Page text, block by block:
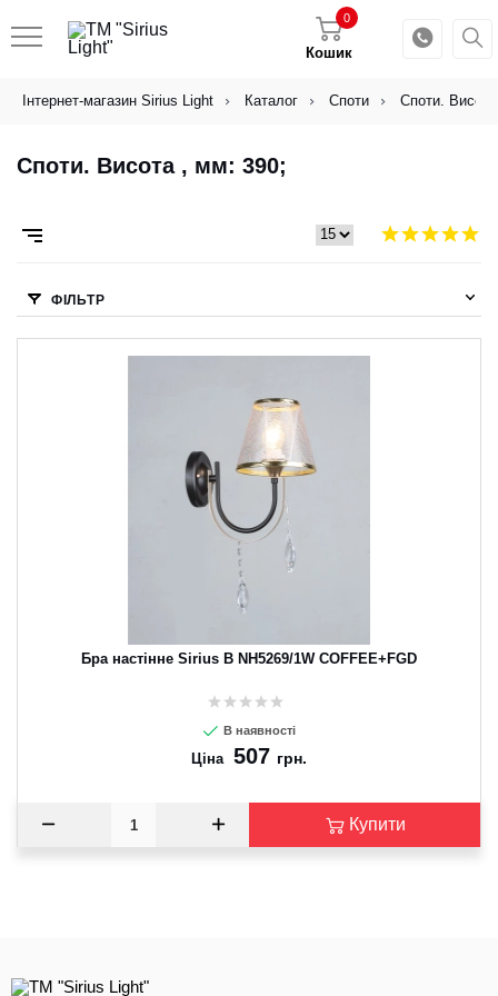
Кошик
0
Інтернет-магазин Sirius Light Каталог Споти Споти.
Споти. Висота , мм: 390;
ФІЛЬТР
Бра настінне Sirius B NH5269/1W COFFEE+FGD
В наявності
Ціна 507 грн.
Купити